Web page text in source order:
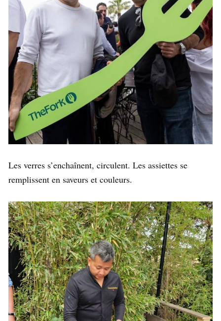
Les verres s’enchaînent, circulent. Les assiettes se
remplissent en saveurs et couleurs.